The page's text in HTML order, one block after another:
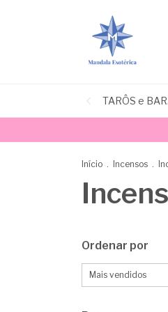
TARÔS e
Início . Incensos .
Ordenar por